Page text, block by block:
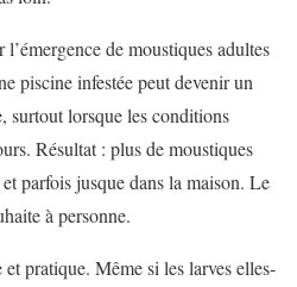
de moustiques adultes
piscine infestée peut devenir un
surtout lorsque les conditions
Résultat : plus de moustiques
parfois jusque dans la maison. Le
à personne.
pratique. Même si les larves elles-